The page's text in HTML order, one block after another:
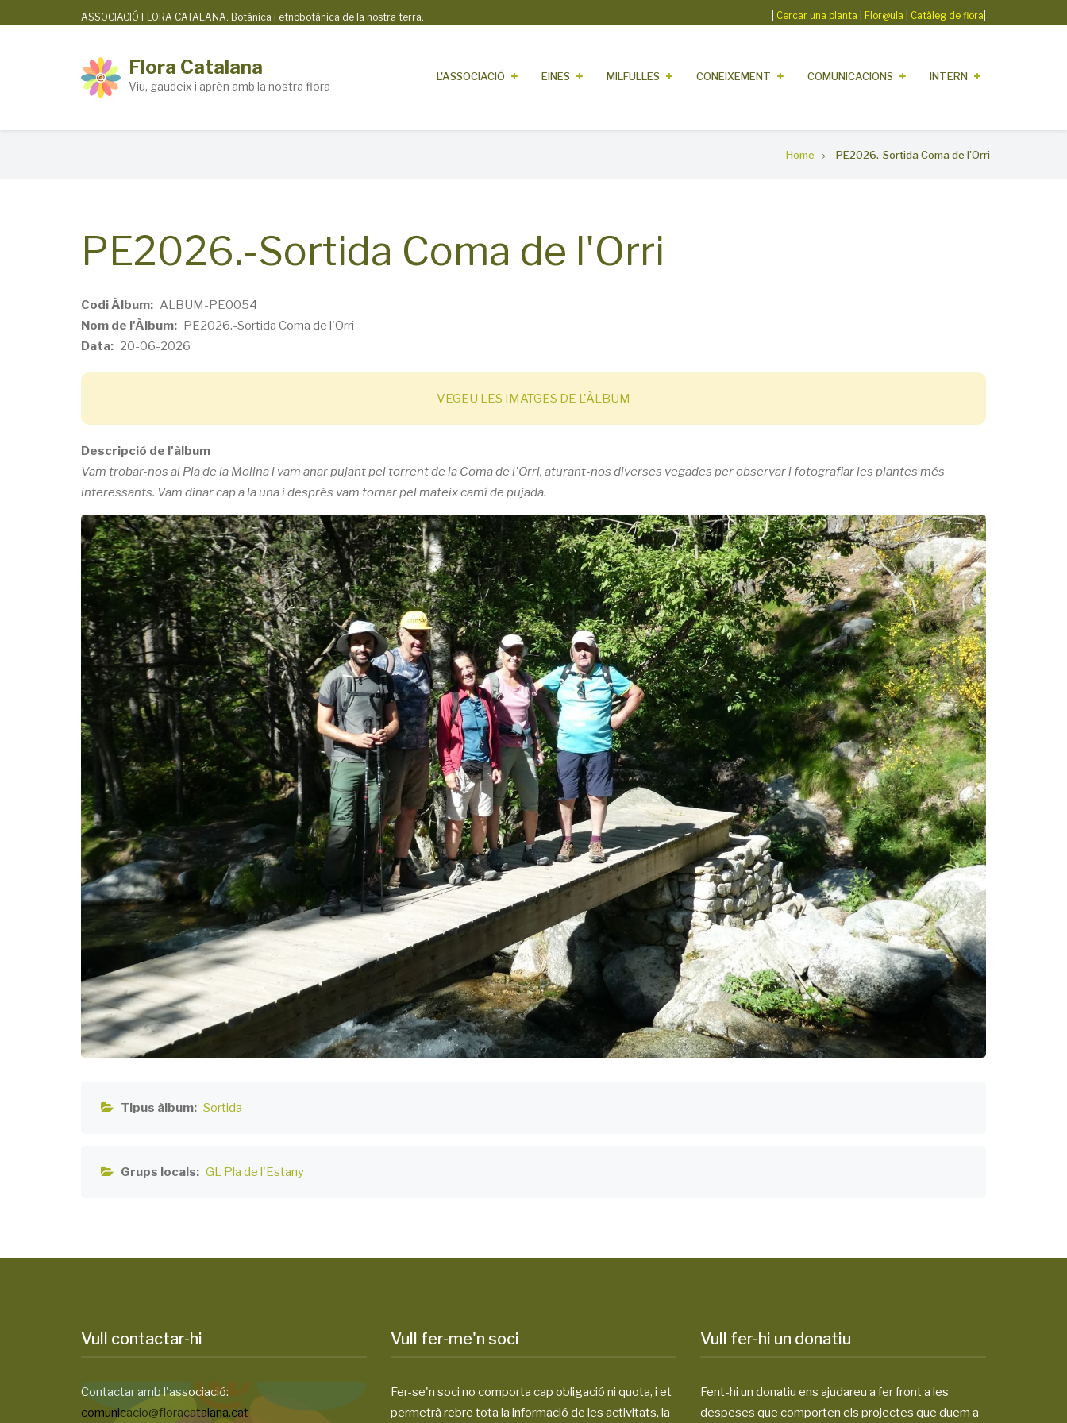
ASSOCIACIÓ FLORA CATALANA. Botànica i etnobotànica de la nostra terra. Cercar una planta Flor@ula Catàleg de flora
Flora Catalana
Viu, gaudeix i aprèn amb la nostra flora
L'ASSOCIACIÓ EINES MILFULLES CONEIXEMENT COMUNICACIONS INTERN
Home PE2026.-Sortida Coma de l'Orri
PE2026.-Sortida Coma de l'Orri
Codi Àlbum
ALBUM-PE0054
Nom de l'Àlbum
PE2026.-Sortida Coma de l'Orri
Data
20-06-2026
VEGEU LES IMATGES DE L'ÀLBUM
Descripció de l'àlbum
Vam trobar-nos al Pla de la Molina i vam anar pujant pel torrent de la Coma de l'Orri, aturant-nos diverses vegades per observar i fotografiar les plantes més
interessants. Vam dinar cap a la una i després vam tornar pel mateix camí de pujada.
Tipus àlbum Sortida
Grups locals GL Pla de l'Estany
Vull contactar-hi
Contactar amb l'associació:
comunicacio@floracatalana.cat
Vull fer-me'n soci
Fer-se'n soci no comporta cap obligació ni quota, i et
permetrà rebre tota la informació de les activitats, la
Vull fer-hi un donatiu
Fent-hi un donatiu ens ajudareu a fer front a les
despeses que comporten els projectes que duem a